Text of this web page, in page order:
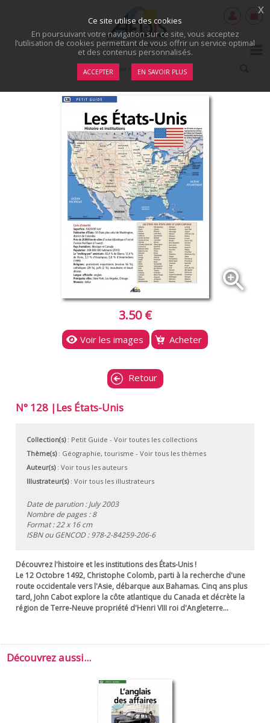
zoom_in
3.50 €
Voir les images Acheter
Retour
N° 128 |Les États-Unis
Collection(s): Petit Guide - Voir toutes les collections
Thème(s): Géographie, tourisme - Voir tous les thèmes
Auteur(s): Voir tous les auteurs
Illustrateur(s): Voir tous les illustrateurs
Date de parution : July 2003
Nombre de pages : 8
Format : 22 x 16 cm
ISBN ou GENCOD :978-2-84259-206-6
Découvrez l'histoire et les institutions des États-Unis !
Le 12 Octobre 1492, Christophe Colomb, parti à la recherche d'une
route occidentale vers l'Asie, débarque aux Bahamas. Cinq ans plus
tard, John Cabot explore la côte atlantique du Canada et décrète la
région de Terre-Neuve propriété d'Henri VIII roi d'Angleterre...
Découvrez aussi...
Ce site utilise des cookies
En poursuivant votre navigation sur ce site, vous acceptez
l’utilisation de cookies permettant de vous offrir un service optimal
et des contenus personnalisés.
ACCEPTER EN SAVOIR PLUS
x